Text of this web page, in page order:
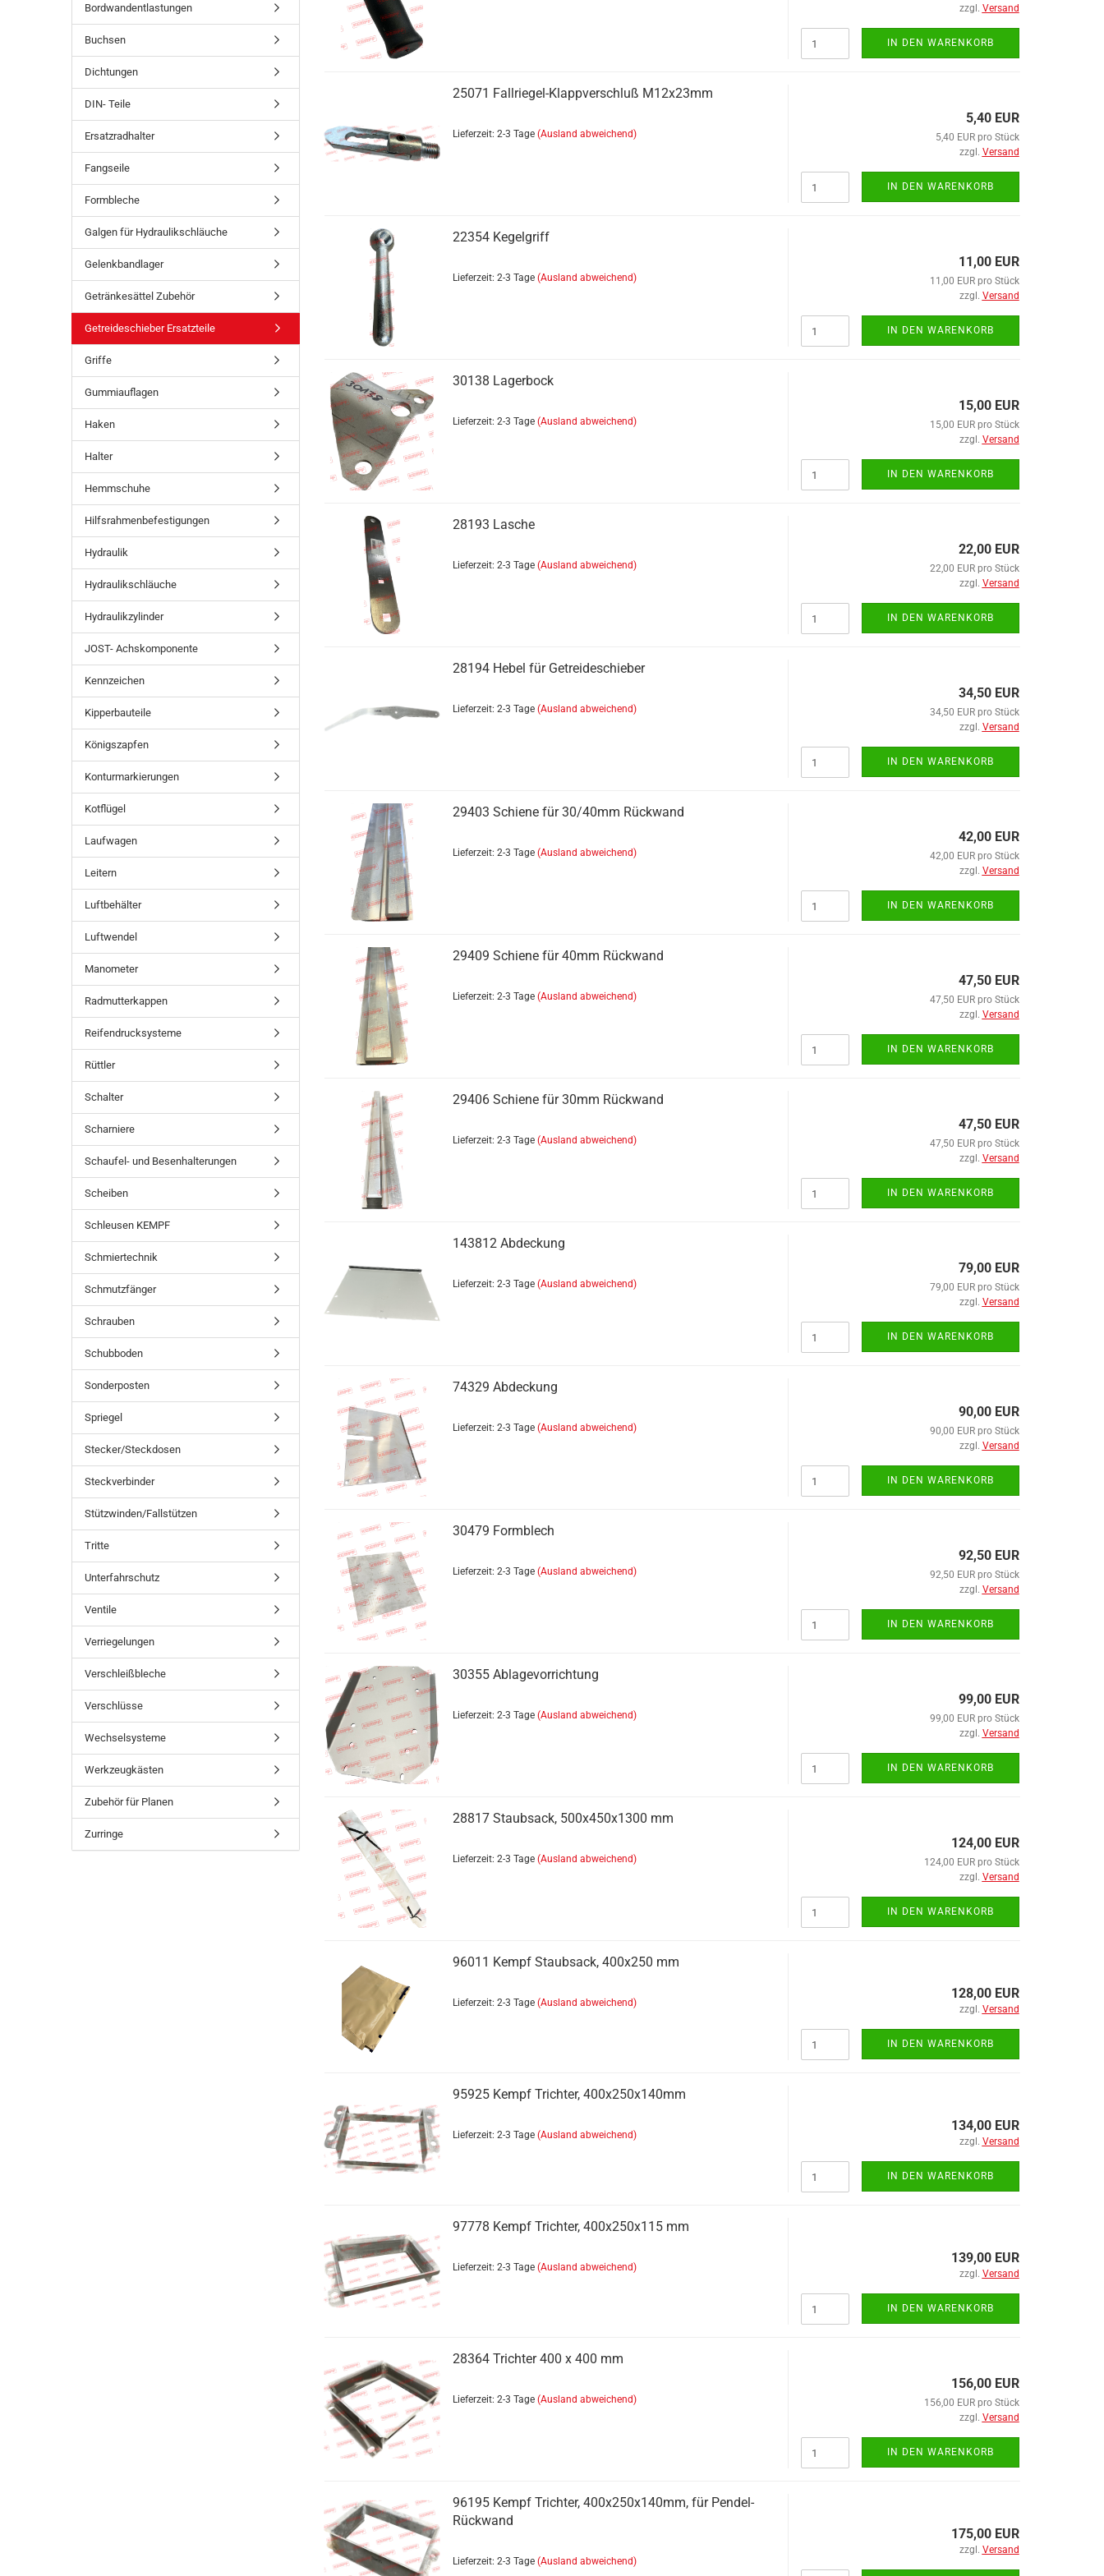
Ladestrom-Wendelleitungen
Positionsleuchten
Einfassprofile
DIN- Teile anzeigen
Blindniete
Federringe
Federstecker
Scheiben
Schrauben
Griffe anzeigen
Festhälften
Muffen
Halterungen
Scharnierprofil
große Schleusen
kleine Schleusen
Schmiertechnik anzeigen
Nippelblöcke
Schmiernippel
Zubehör
Ventile anzeigen
Drehschieberventile
Verriegelungen anzeigen
Luftzylinder
Verschlüsse anzeigen
Pendellager
Werkzeugkästen PVC
Zubehör
zzgl. Versand
IN DEN WARENKORB
25071 Fallriegel-Klappverschluß M12x23mm
Lieferzeit: 2-3 Tage (Ausland abweichend)
5,40 EUR
5,40 EUR pro Stück
zzgl. Versand
IN DEN WARENKORB
22354 Kegelgriff
Lieferzeit: 2-3 Tage (Ausland abweichend)
11,00 EUR
11,00 EUR pro Stück
zzgl. Versand
IN DEN WARENKORB
30138 Lagerbock
Lieferzeit: 2-3 Tage (Ausland abweichend)
15,00 EUR
15,00 EUR pro Stück
zzgl. Versand
IN DEN WARENKORB
28193 Lasche
Lieferzeit: 2-3 Tage (Ausland abweichend)
22,00 EUR
22,00 EUR pro Stück
zzgl. Versand
IN DEN WARENKORB
28194 Hebel für Getreideschieber
Lieferzeit: 2-3 Tage (Ausland abweichend)
34,50 EUR
34,50 EUR pro Stück
zzgl. Versand
IN DEN WARENKORB
29403 Schiene für 30/40mm Rückwand
Lieferzeit: 2-3 Tage (Ausland abweichend)
42,00 EUR
42,00 EUR pro Stück
zzgl. Versand
IN DEN WARENKORB
29409 Schiene für 40mm Rückwand
Lieferzeit: 2-3 Tage (Ausland abweichend)
47,50 EUR
47,50 EUR pro Stück
zzgl. Versand
IN DEN WARENKORB
29406 Schiene für 30mm Rückwand
Lieferzeit: 2-3 Tage (Ausland abweichend)
47,50 EUR
47,50 EUR pro Stück
zzgl. Versand
IN DEN WARENKORB
143812 Abdeckung
Lieferzeit: 2-3 Tage (Ausland abweichend)
79,00 EUR
79,00 EUR pro Stück
zzgl. Versand
IN DEN WARENKORB
74329 Abdeckung
Lieferzeit: 2-3 Tage (Ausland abweichend)
90,00 EUR
90,00 EUR pro Stück
zzgl. Versand
IN DEN WARENKORB
30479 Formblech
Lieferzeit: 2-3 Tage (Ausland abweichend)
92,50 EUR
92,50 EUR pro Stück
zzgl. Versand
IN DEN WARENKORB
30355 Ablagevorrichtung
Lieferzeit: 2-3 Tage (Ausland abweichend)
99,00 EUR
99,00 EUR pro Stück
zzgl. Versand
IN DEN WARENKORB
28817 Staubsack, 500x450x1300 mm
Lieferzeit: 2-3 Tage (Ausland abweichend)
124,00 EUR
124,00 EUR pro Stück
zzgl. Versand
IN DEN WARENKORB
96011 Kempf Staubsack, 400x250 mm
Lieferzeit: 2-3 Tage (Ausland abweichend)
128,00 EUR
zzgl. Versand
IN DEN WARENKORB
95925 Kempf Trichter, 400x250x140mm
Lieferzeit: 2-3 Tage (Ausland abweichend)
134,00 EUR
zzgl. Versand
IN DEN WARENKORB
97778 Kempf Trichter, 400x250x115 mm
Lieferzeit: 2-3 Tage (Ausland abweichend)
139,00 EUR
zzgl. Versand
IN DEN WARENKORB
28364 Trichter 400 x 400 mm
Lieferzeit: 2-3 Tage (Ausland abweichend)
156,00 EUR
156,00 EUR pro Stück
zzgl. Versand
IN DEN WARENKORB
96195 Kempf Trichter, 400x250x140mm, für Pendel-
Rückwand
Lieferzeit: 2-3 Tage (Ausland abweichend)
175,00 EUR
zzgl. Versand
Bordwandentlastungen
Buchsen
Dichtungen
DIN- Teile
Ersatzradhalter
Fangseile
Formbleche
Galgen für Hydraulikschläuche
Gelenkbandlager
Getränkesättel Zubehör
Getreideschieber Ersatzteile
Griffe
Gummiauflagen
Haken
Halter
Hemmschuhe
Hilfsrahmenbefestigungen
Hydraulik
Hydraulikschläuche
Hydraulikzylinder
JOST- Achskomponente
Kennzeichen
Kipperbauteile
Königszapfen
Konturmarkierungen
Kotflügel
Laufwagen
Leitern
Luftbehälter
Luftwendel
Manometer
Radmutterkappen
Reifendrucksysteme
Rüttler
Schalter
Scharniere
Schaufel- und Besenhalterungen
Scheiben
Schleusen KEMPF
Schmiertechnik
Schmutzfänger
Schrauben
Schubboden
Sonderposten
Spriegel
Stecker/Steckdosen
Steckverbinder
Stützwinden/Fallstützen
Tritte
Unterfahrschutz
Ventile
Verriegelungen
Verschleißbleche
Verschlüsse
Wechselsysteme
Werkzeugkästen
Zubehör für Planen
Zurringe